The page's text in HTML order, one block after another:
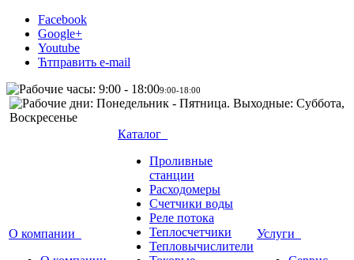
Facebook
Google+
Youtube
Ћтправить e-mail
9:00-18:00
О компании
Каталог
Проливные
станции
Расходомеры
Счетчики воды
Реле потока
Теплосчетчики
Тепловычислители
Услуги